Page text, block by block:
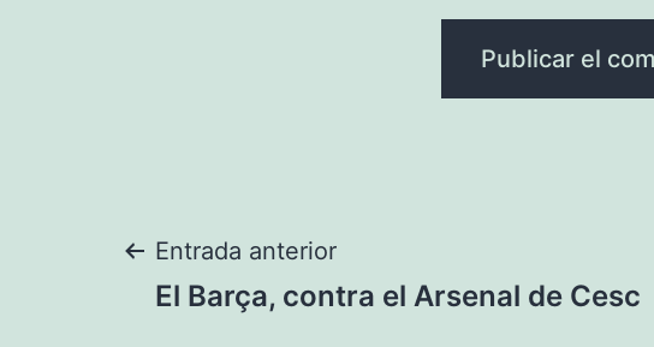
Navegación
Entrada anterior
El Barça, contra el Arsenal de Cesc